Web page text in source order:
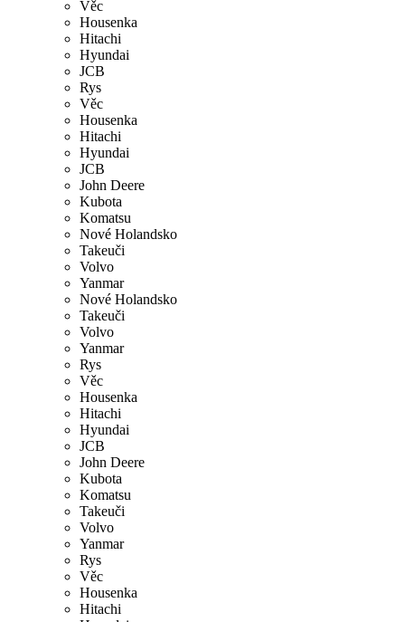
Věc
Housenka
Hitachi
Hyundai
JCB
Rys
Věc
Housenka
Hitachi
Hyundai
JCB
John Deere
Kubota
Komatsu
Nové Holandsko
Takeuči
Volvo
Yanmar
Nové Holandsko
Takeuči
Volvo
Yanmar
Rys
Věc
Housenka
Hitachi
Hyundai
JCB
John Deere
Kubota
Komatsu
Takeuči
Volvo
Yanmar
Rys
Věc
Housenka
Hitachi